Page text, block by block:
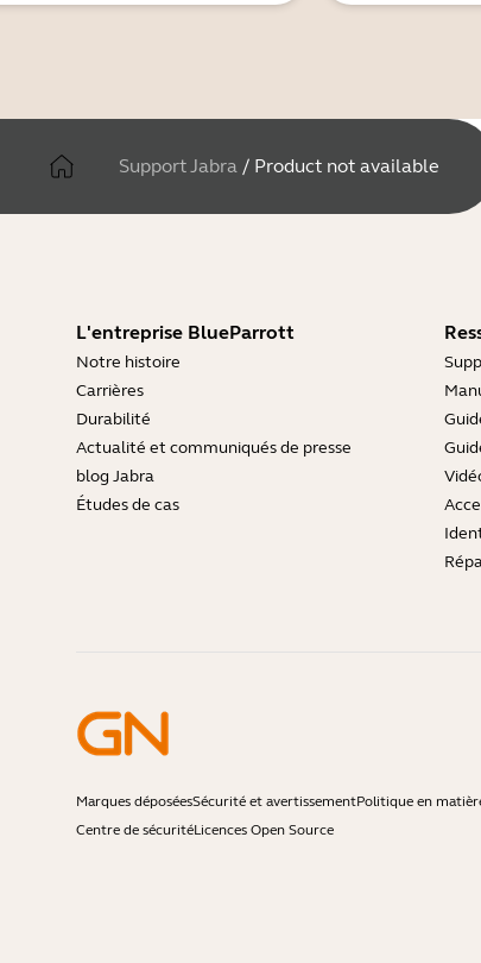
Support Jabra / Product not available
L'entreprise BlueParrott
Notre histoire
Carrières
Durabilité
Actualité et communiqués de presse
blog Jabra
Études de cas
Marques déposéesSécurité et avertissementPolitique en
Centre de sécuritéLicences Open Source